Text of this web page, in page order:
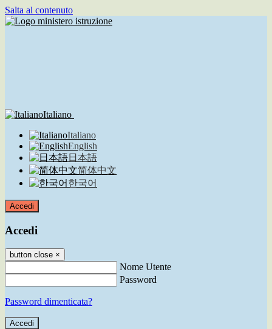
Salta al contenuto
Italiano
Italiano
English
日本語
简体中文
한국어
Accedi
Accedi
button close ×
Nome Utente
Password
Password dimenticata?